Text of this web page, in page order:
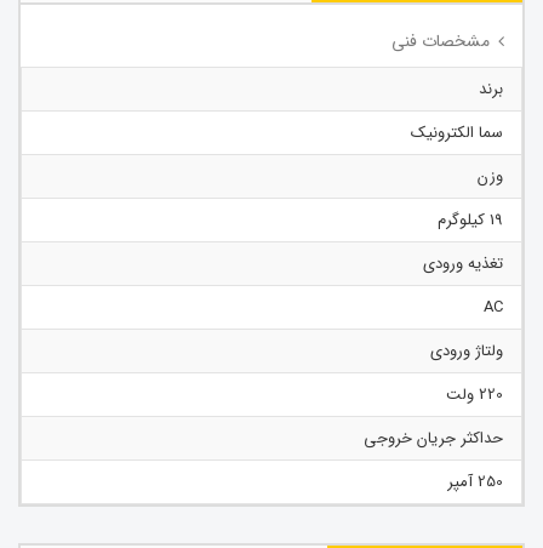
مشخصات فنی
برند
سما الکترونیک
وزن
19 کیلوگرم
تغذیه ورودی
AC
ولتاژ ورودی
220 ولت
حداکثر جریان خروجی
250 آمپر